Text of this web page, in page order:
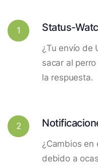
1 Status-
¿Tu envío de
sacar al
la respuesta.
2
¿Cambios en
debido a